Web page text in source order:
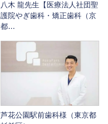
八木 龍先生【医療法人社団聖
護院やぎ歯科・矯正歯科（京
都…
芦花公園駅前歯科様（東京都